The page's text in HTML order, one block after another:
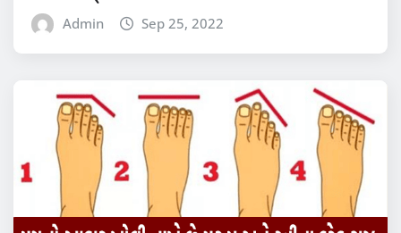
Admin Sep 25, 2022